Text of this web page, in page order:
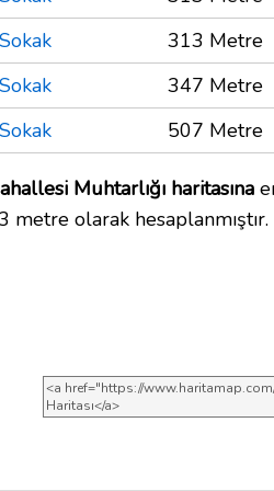
313 Metre
347 Metre
507 Metre
Muhtarlığı haritasına
metre olarak hesaplanmıştır.